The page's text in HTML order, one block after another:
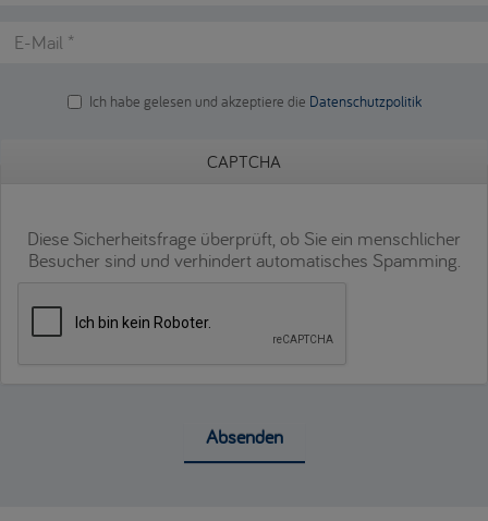
Ich habe gelesen und akzeptiere die Datenschutzpolitik
*
CAPTCHA
Diese Sicherheitsfrage überprüft, ob Sie ein menschlicher
Besucher sind und verhindert automatisches Spamming.
Absenden